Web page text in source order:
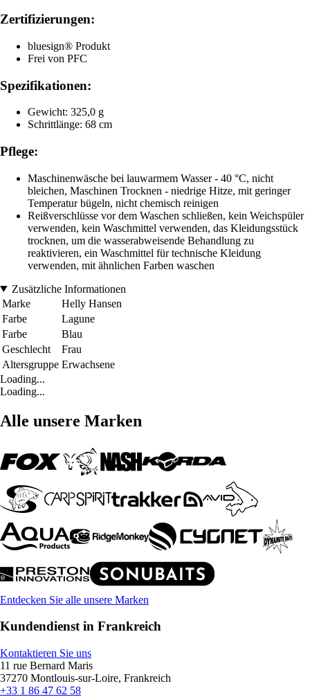
Zertifizierungen:
bluesign® Produkt
Frei von PFC
Spezifikationen:
Gewicht: 325,0 g
Schrittlänge: 68 cm
Pflege:
Maschinenwäsche bei lauwarmem Wasser - 40 °C, nicht
bleichen, Maschinen Trocknen - niedrige Hitze, mit geringer
Temperatur bügeln, nicht chemisch reinigen
Reißverschlüsse vor dem Waschen schließen, kein Weichspüler
verwenden, kein Waschmittel verwenden, das Kleidungsstück
trocknen, um die wasserabweisende Behandlung zu
reaktivieren, ein Waschmittel für technische Kleidung
verwenden, mit ähnlichen Farben waschen
Zusätzliche Informationen
Marke
Helly Hansen
Farbe
Lagune
Farbe
Blau
Geschlecht
Frau
Altersgruppe Erwachsene
Loading...
Loading...
Alle unsere Marken
Entdecken Sie alle unsere Marken
Kundendienst in Frankreich
Kontaktieren Sie uns
11 rue Bernard Maris
37270 Montlouis-sur-Loire, Frankreich
+33 1 86 47 62 58